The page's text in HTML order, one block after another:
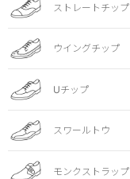
ストレートチップ
ウイングチップ
Uチップ
スワールトウ
モンクストラップ